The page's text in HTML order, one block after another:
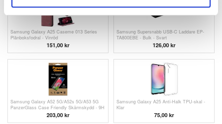
Samsung Galaxy A25 Caseme 013 Series
Plånboksfodral - Vinröd
151,00 kr
Samsung Supersnabb USB-C Laddare EP-
TA800EBE - Bulk - Svart
126,00 kr
Samsung Galaxy A52 5G/A52s 5G/A53 5G
PanzerGlass Case Friendly Skärmskydd - 9H
203,00 kr
Samsung Galaxy A25 Anti-Halk TPU-skal -
Klar
75,00 kr